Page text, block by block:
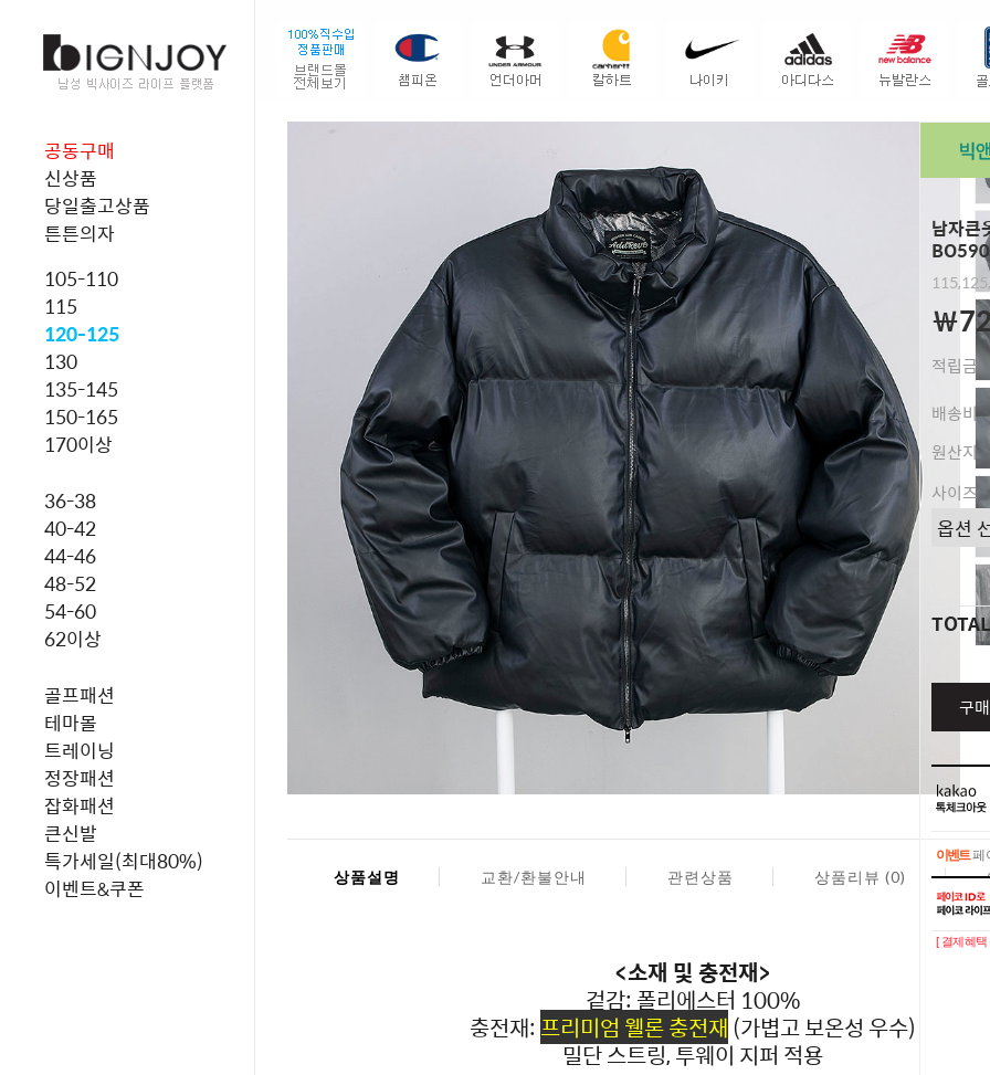
공동구매
신상품
당일출고상품
튼튼의자
105-110
115
120-125
130
135-145
150-165
170이상
36-38
40-42
44-46
48-52
54-60
62이상
골프패션
테마몰
트레이닝
정장패션
잡화패션
큰신발
특가세일(최대80%)
이벤트&쿠폰
남자큰
￦
적립금
배송비
원산지
사이즈
TOTAL
구
이벤트페
이벤트페
[ 결제혜
상품설명 교환/환불안내 관련상품 상품리뷰 (0)
<소재 및 충전재>
겉감: 폴리에스터 100%
충전재: 프리미엄 웰론 충전재(가볍고 보온성 우수)
밀단 스트링, 투웨이 지퍼 적용